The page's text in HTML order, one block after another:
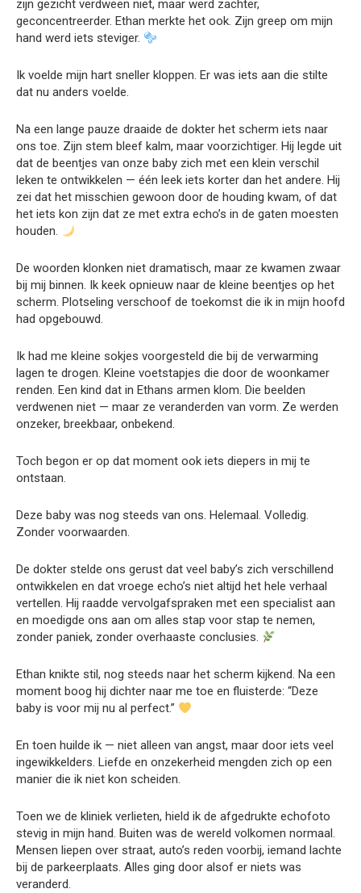
zijn gezicht verdween niet, maar werd zachter,
geconcentreerder. Ethan merkte het ook. Zijn greep om mijn
hand werd iets steviger.
Ik voelde mijn hart sneller kloppen. Er was iets aan die stilte
dat nu anders voelde.
Na een lange pauze draaide de dokter het scherm iets naar
ons toe. Zijn stem bleef kalm, maar voorzichtiger. Hij legde uit
dat de beentjes van onze baby zich met een klein verschil
leken te ontwikkelen — één leek iets korter dan het andere. Hij
zei dat het misschien gewoon door de houding kwam, of dat
het iets kon zijn dat ze met extra echo’s in de gaten moesten
houden.
De woorden klonken niet dramatisch, maar ze kwamen zwaar
bij mij binnen. Ik keek opnieuw naar de kleine beentjes op het
scherm. Plotseling verschoof de toekomst die ik in mijn hoofd
had opgebouwd.
Ik had me kleine sokjes voorgesteld die bij de verwarming
lagen te drogen. Kleine voetstapjes die door de woonkamer
renden. Een kind dat in Ethans armen klom. Die beelden
verdwenen niet — maar ze veranderden van vorm. Ze werden
onzeker, breekbaar, onbekend.
Toch begon er op dat moment ook iets diepers in mij te
ontstaan.
Deze baby was nog steeds van ons. Helemaal. Volledig.
Zonder voorwaarden.
De dokter stelde ons gerust dat veel baby’s zich verschillend
ontwikkelen en dat vroege echo’s niet altijd het hele verhaal
vertellen. Hij raadde vervolgafspraken met een specialist aan
en moedigde ons aan om alles stap voor stap te nemen,
zonder paniek, zonder overhaaste conclusies.
Ethan knikte stil, nog steeds naar het scherm kijkend. Na een
moment boog hij dichter naar me toe en fluisterde: “Deze
baby is voor mij nu al perfect.”
En toen huilde ik — niet alleen van angst, maar door iets veel
ingewikkelders. Liefde en onzekerheid mengden zich op een
manier die ik niet kon scheiden.
Toen we de kliniek verlieten, hield ik de afgedrukte echofoto
stevig in mijn hand. Buiten was de wereld volkomen normaal.
Mensen liepen over straat, auto’s reden voorbij, iemand lachte
bij de parkeerplaats. Alles ging door alsof er niets was
veranderd.